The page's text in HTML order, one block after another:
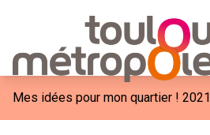
Mes idées pour mon quartier ! 2021